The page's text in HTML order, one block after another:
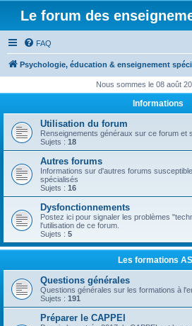
Le forum des
FAQ
Psychologie, éducation & enseignement
Nous sommes le 08 août
Informations
Utilisation du forum
Renseignements généraux sur ce forum et
Sujets : 18
Autres forums
Informations sur d'autres forums
spécialisés
Sujets : 16
Dysfonctionnements
Postez ici pour signaler les problèmes
l'utilisation de ce forum.
Sujets : 5
Les formations
Questions générales
Questions générales sur les formations à
Sujets : 191
Préparer le CAPPEI